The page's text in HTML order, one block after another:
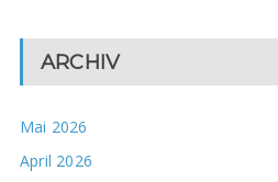
ARCHIV
Mai 2026
April 2026